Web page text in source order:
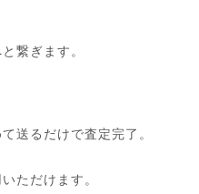
繋ぎます。
送るだけで査定完了。
ただけます。